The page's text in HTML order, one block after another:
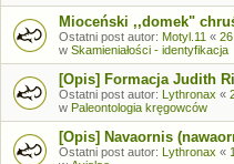
Mioceński ,,domek"
Ostatni post autor: Motyl.11 «
w Skamieniałości - identyfikacja
[Opis] Formacja Judith
Ostatni post autor: Lythronax «
w Paleontologia kręgowców
[Opis] Navaornis
Ostatni post autor: Lythronax «